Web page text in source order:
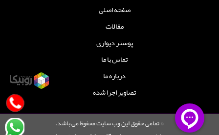
صفحه اصلی
مقالات
پوستر دیواری
تماس با ما
درباره ما
تصاویر اجرا شده
© تمامی حقوق این وب سایت محفوظ می باشد.